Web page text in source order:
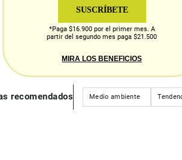
SUSCRÍBETE
*Paga $16.900 por el primer mes. A
partir del segundo mes paga $21.500
MIRA LOS BENEFICIOS
recomendados Medio ambiente